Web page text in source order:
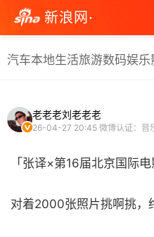
新浪网·
汽车本地生活旅游数码娱乐
老老老刘老老老
26-04-27 20:45 微博认证：音
「张译×第16届北京国际电
对着2000张照片挑啊挑，